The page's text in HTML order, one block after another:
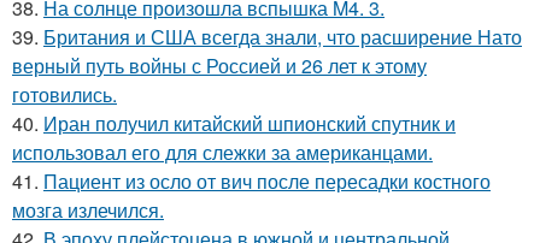
38. На солнце произошла вспышка M4. 3.
39. Британия и США всегда знали, что расширение Нато
верный путь войны с Россией и 26 лет к этому
готовились.
40. Иран получил китайский шпионский спутник и
использовал его для слежки за американцами.
41. Пациент из осло от вич после пересадки костного
мозга излечился.